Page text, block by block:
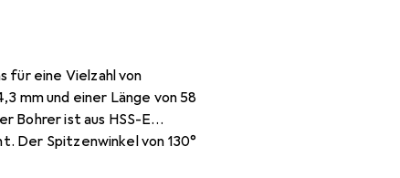
für eine Vielzahl von
mm und einer Länge von 58
Bohrer ist aus HSS-E
Der Spitzenwinkel von 130°